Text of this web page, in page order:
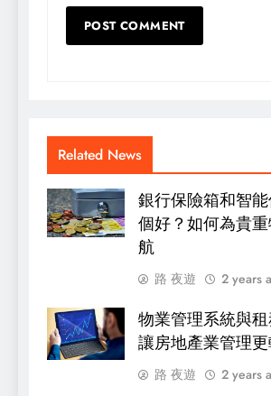
Related News
銀行保險箱和智
個好？如何為貴
航
路 夜遊 2 years
物業管理系統與
讓房地產業管理
路 夜遊 2 years